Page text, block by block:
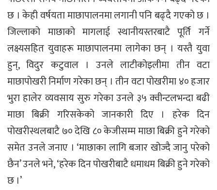
छ । केही वर्षयता माछापालनमा लगानी पनि बढ्दै गएको छ ।
जिल्लाको माछाको मागलाई स्थानीयस्तरबाटै पूर्ति गर्ने
लक्ष्यसहित युवाहरू माछापालनमा लागेका छन् । यस्तै युवा
हुन्, विदुर कटुवाल । उनले लाटीकोइलीमा तीन वटा
माछापोखरी निर्माण गरेका छन् । तीन वटा पोखरीमा ४० हजार
भुरा हालेर व्यवसाय सुरु गरेका उनले ३५ क्वीन्टलभन्दा बढी
माछा बिक्री गरिसकेको जानकारी दिए । हरेक दिन
पोखरीस्थलबाटै ७० देखि ८० केजीसम्म माछा बिक्री हुने गरेको
समेत उनले जनाए । ‘माछाका लागि बजार खोज्दै जानु परेको
छैन’ उनले भने, ‘हरेक दिन पोखरीबाटै धमाधम बिक्री हुने गरेको
छ ।’